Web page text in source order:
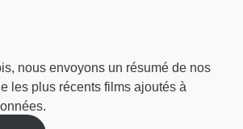
nous envoyons un résumé de nos
les plus récents films ajoutés à